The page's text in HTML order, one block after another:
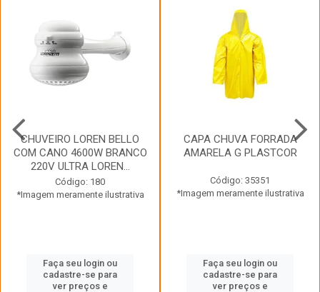
CHUVEIRO LOREN BELLO
COM CANO 4600W BRANCO
220V ULTRA LOREN...
Código: 180
*Imagem meramente ilustrativa
Faça seu login ou
cadastre-se para
ver preços e
CAPA CHUVA FORRADA
AMARELA G PLASTCOR
Código: 35351
*Imagem meramente ilustrativa
Faça seu login ou
cadastre-se para
ver preços e